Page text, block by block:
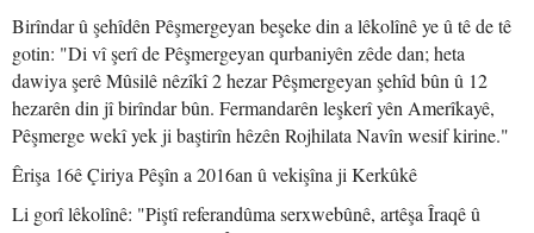
Birîndar û şehîdên Pêşmergeyan beşeke din a lêkolînê ye û tê de tê
gotin: "Di vî şerî de Pêşmergeyan qurbaniyên zêde dan; heta
dawiya şerê Mûsilê nêzîkî 2 hezar Pêşmergeyan şehîd bûn û 12
hezarên din jî birîndar bûn. Fermandarên leşkerî yên Amerîkayê,
Pêşmerge wekî yek ji baştirîn hêzên Rojhilata Navîn wesif kirine."
Êrişa 16ê Çiriya Pêşîn a 2016an û vekişîna ji Kerkûkê
Li gorî lêkolînê: "Piştî referandûma serxwebûnê, artêşa Îraqê û